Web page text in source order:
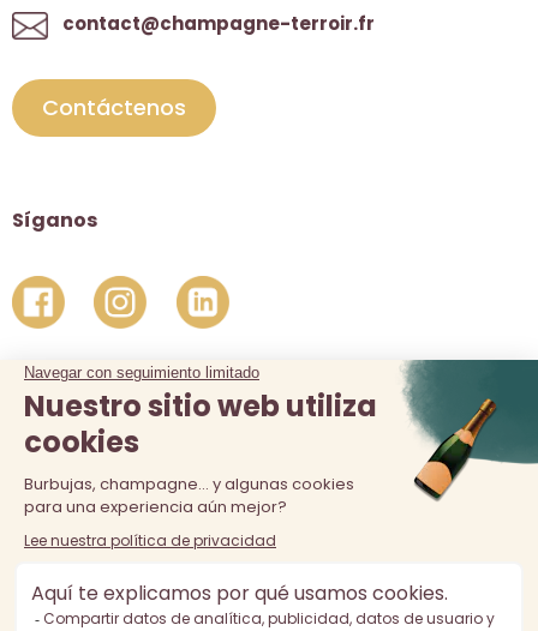
contact@champagne-terroir.fr
Contáctenos
Síganos
La venta de alcohol está prohibida a los menores de 18 años.